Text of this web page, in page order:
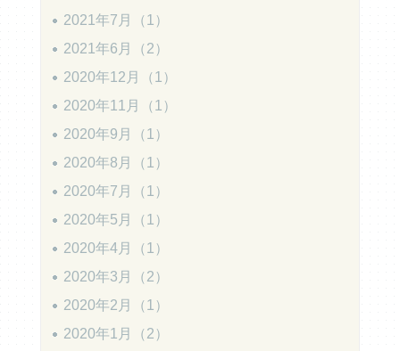
2021年7月（1）
2021年6月（2）
2020年12月（1）
2020年11月（1）
2020年9月（1）
2020年8月（1）
2020年7月（1）
2020年5月（1）
2020年4月（1）
2020年3月（2）
2020年2月（1）
2020年1月（2）